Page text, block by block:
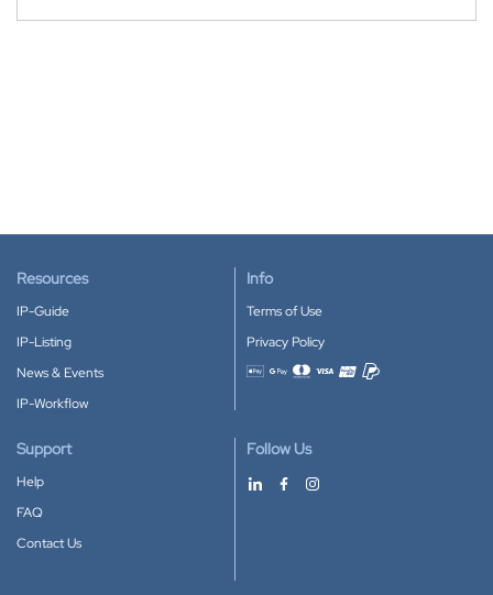
Resources
IP-Guide
IP-Listing
News & Events
IP-Workflow
Info
Terms of Use
Privacy Policy
Accepted payment methods
Support
Help
FAQ
Contact Us
Follow Us